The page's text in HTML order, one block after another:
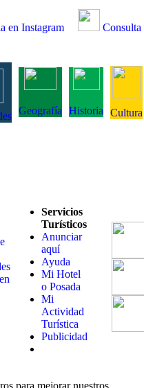
en Instagram
Consulta
Geografía Historia Cultura
Servicios
Turísticos
Anunciar
aquí
Ayuda
Mi Hotel
o Posada
Mi
Actividad
Turística
Publicidad
para mejorar nuestros